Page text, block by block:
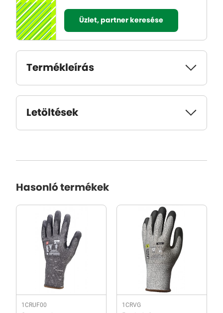
Üzlet, partner keresése
Termékleírás
Letöltések
Hasonló termékek
1CRUF00
1CRVG